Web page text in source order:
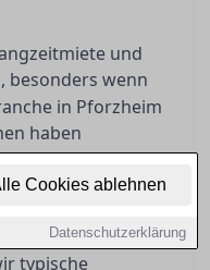
Cookies ablehnen
Datenschutzerklärung
und
besonders wenn
in Pforzheim
haben
individueller
In diesem
Option für Sie
typische